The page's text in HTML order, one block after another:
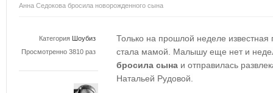
Анна Седокова бросила новорожденного сына
Категория Шоубиз
Просмотренно 3810 раз
Только на прошлой неделе известная
стала мамой. Малышу еще нет и
бросила сына и отправилась
Натальей Рудовой.